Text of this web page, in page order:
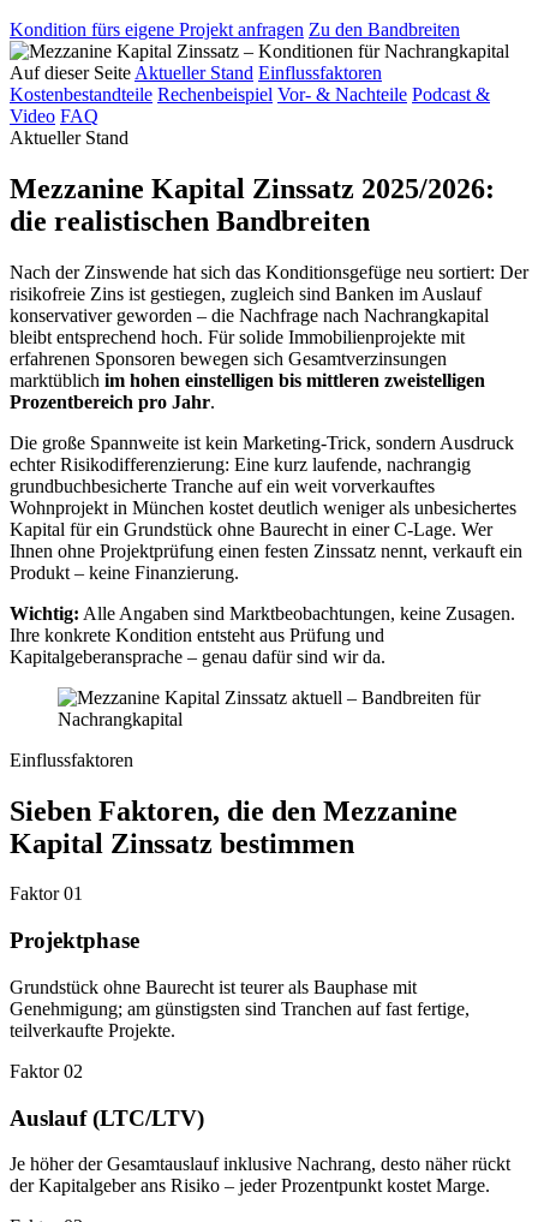
Kondition fürs eigene Projekt anfragen Zu den Bandbreiten
Auf dieser Seite Aktueller Stand Einflussfaktoren
Kostenbestandteile Rechenbeispiel Vor- & Nachteile Podcast &
Video FAQ
Aktueller Stand
Mezzanine Kapital Zinssatz 2025/2026:
die realistischen Bandbreiten
Nach der Zinswende hat sich das Konditionsgefüge neu sortiert: Der
risikofreie Zins ist gestiegen, zugleich sind Banken im Auslauf
konservativer geworden – die Nachfrage nach Nachrangkapital
bleibt entsprechend hoch. Für solide Immobilienprojekte mit
erfahrenen Sponsoren bewegen sich Gesamtverzinsungen
marktüblich im hohen einstelligen bis mittleren zweistelligen
Prozentbereich pro Jahr.
Die große Spannweite ist kein Marketing-Trick, sondern Ausdruck
echter Risikodifferenzierung: Eine kurz laufende, nachrangig
grundbuchbesicherte Tranche auf ein weit vorverkauftes
Wohnprojekt in München kostet deutlich weniger als unbesichertes
Kapital für ein Grundstück ohne Baurecht in einer C-Lage. Wer
Ihnen ohne Projektprüfung einen festen Zinssatz nennt, verkauft ein
Produkt – keine Finanzierung.
Wichtig: Alle Angaben sind Marktbeobachtungen, keine Zusagen.
Ihre konkrete Kondition entsteht aus Prüfung und
Kapitalgeberansprache – genau dafür sind wir da.
Einflussfaktoren
Sieben Faktoren, die den Mezzanine
Kapital Zinssatz bestimmen
Faktor 01
Projektphase
Grundstück ohne Baurecht ist teurer als Bauphase mit
Genehmigung; am günstigsten sind Tranchen auf fast fertige,
teilverkaufte Projekte.
Faktor 02
Auslauf (LTC/LTV)
Je höher der Gesamtauslauf inklusive Nachrang, desto näher rückt
der Kapitalgeber ans Risiko – jeder Prozentpunkt kostet Marge.